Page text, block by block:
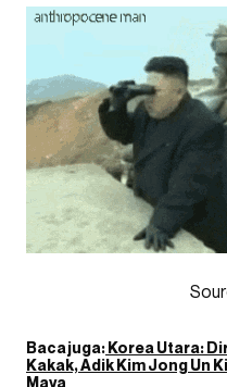
Baca juga:Korea Utara:
Kakak, Adik Kim Jong Un
Maya